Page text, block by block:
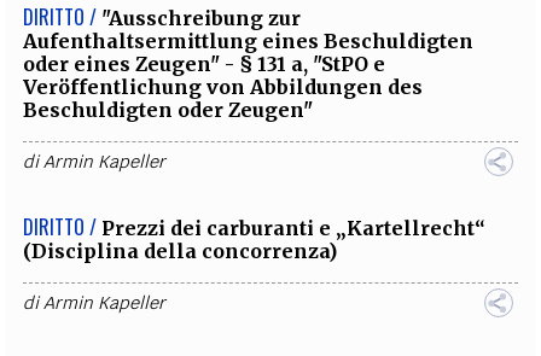
DIRITTO / "Ausschreibung zur
Aufenthaltsermittlung eines Beschuldigten
oder eines Zeugen" - § 131 a, "StPO e
Veröffentlichung von Abbildungen des
Beschuldigten oder Zeugen"
diArmin Kapeller
DIRITTO / Prezzi dei carburanti e „Kartellrecht“
(Disciplina della concorrenza)
diArmin Kapeller